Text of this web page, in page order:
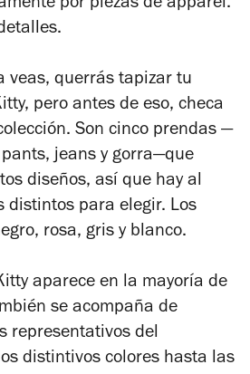
por piezas de apparel.
veas, querrás tapizar tu
pero antes de eso, checa
Son cinco prendas —
jeans y gorra—que
diseños, así que hay al
distintos para elegir. Los
rosa, gris y blanco.
aparece en la mayoría de
se acompaña de
representativos del
distintivos colores hasta las